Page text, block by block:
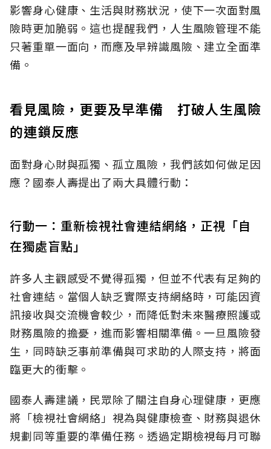
影響身心健康、生活與財務狀況，使下一次面對風
險時更加脆弱。這也提醒我們，人生風險管理不能
只著重單一面向，而應及早辨識風險、建立全面準
備。
看見風險，更要及早準備 打破人生風險
的連鎖反應
面對身心財與孤獨、孤立風險，我們該如何做足因
應？國泰人壽提出了兩大具體行動：
行動一：重新檢視社會連結網絡，正視「自
在獨處盲點」
許多人主觀感受不覺得孤獨，但並不代表有足夠的
社會連結。當個人缺乏實際支持網絡時，可能因資
訊接收與交流機會較少，而降低對未來醫療照護或
財務風險的擔憂，進而影響相關準備。一旦風險發
生，同時缺乏事前準備與可求助的人際支持，將面
臨更大的衝擊。
國泰人壽建議，民眾除了關注自身心理健康，更應
將「檢視社會網絡」視為與健康檢查、財務與退休
規劃同等重要的準備任務。透過定期檢視每月可聯